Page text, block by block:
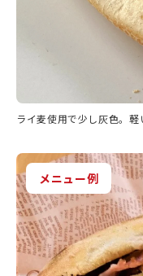
ライ麦使用で少し灰色。軽
メニュー例